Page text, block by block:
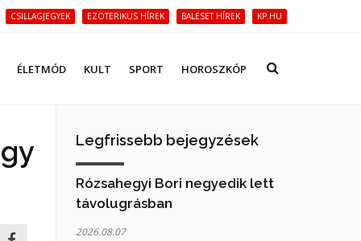
CSILLAGJEGYEK EZOTERIKUS HÍREK BALESET HÍREK KP.HU
ÉLETMÓD KULT SPORT HOROSZKÓP
Legfrissebb bejegyzések
Rózsahegyi Bori negyedik lett
távolugrásban
2026.08.07